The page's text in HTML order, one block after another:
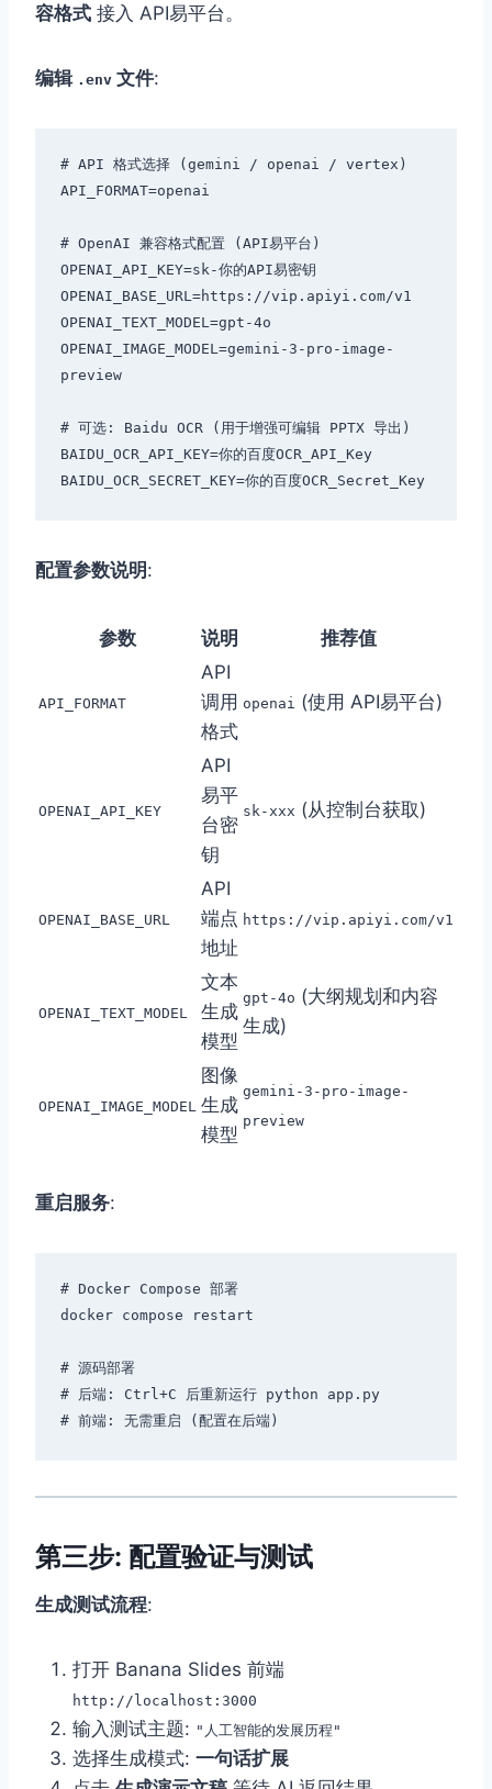
容格式 接入 API易平台。
编辑 .env 文件:
# API 格式选择 (gemini / openai / vertex)
API_FORMAT=openai
# OpenAI 兼容格式配置 (API易平台)
OPENAI_API_KEY=sk-你的API易密钥
OPENAI_BASE_URL=https://vip.apiyi.com/v1
OPENAI_TEXT_MODEL=gpt-4o
OPENAI_IMAGE_MODEL=gemini-3-pro-image-
preview
# 可选: Baidu OCR (用于增强可编辑 PPTX 导出)
BAIDU_OCR_API_KEY=你的百度OCR_API_Key
BAIDU_OCR_SECRET_KEY=你的百度OCR_Secret_Key
配置参数说明:
参数 说明 推荐值
API_FORMAT
API
调用
格式
openai (使用 API易平台)
OPENAI_API_KEY
API
易平
台密
钥
sk-xxx (从控制台获取)
OPENAI_BASE_URL
API
端点
地址
https://vip.apiyi.com/v1
OPENAI_TEXT_MODEL
文本
生成
模型
gpt-4o (大纲规划和内容
生成)
OPENAI_IMAGE_MODEL
图像
生成
模型
gemini-3-pro-image-
preview
重启服务:
# Docker Compose 部署
docker compose restart
# 源码部署
# 后端: Ctrl+C 后重新运行 python app.py
第三步: 配置验证与测试
生成测试流程:
打开 Banana Slides 前端
http://localhost:3000
输入测试主题: "人工智能的发展历程"
选择生成模式: 一句话扩展